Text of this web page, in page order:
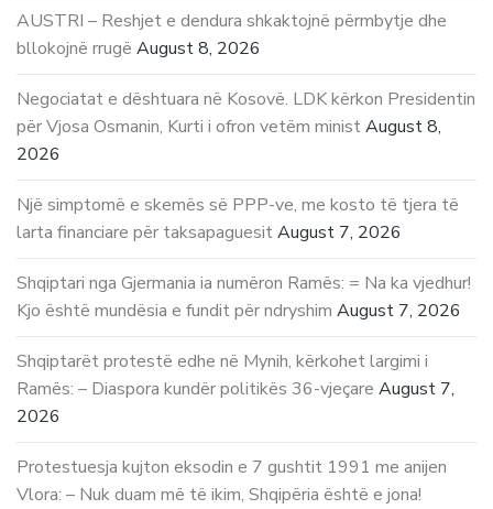
AUSTRI – Reshjet e dendura shkaktojnë përmbytje dhe
bllokojnë rrugë August 8, 2026
Negociatat e dështuara në Kosovë. LDK kërkon Presidentin
për Vjosa Osmanin, Kurti i ofron vetëm ministAugust 8,
2026
Një simptomë e skemës së PPP-ve, me kosto të tjera të
larta financiare për taksapaguesitAugust 7, 2026
Shqiptari nga Gjermania ia numëron Ramës: = Na ka vjedhur!
Kjo është mundësia e fundit për ndryshim August 7, 2026
Shqiptarët protestë edhe në Mynih, kërkohet largimi i
Ramës: – Diaspora kundër politikës 36-vjeçare August 7,
2026
Protestuesja kujton eksodin e 7 gushtit 1991 me anijen
Vlora: – Nuk duam më të ikim, Shqipëria është e jona!